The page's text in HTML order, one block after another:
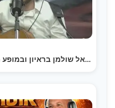
עמנואל שולמן בראיון ובמופע מיוחד באולפן | מוצ"ש חי…